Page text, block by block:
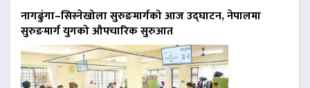
नागढुंगा–सिस्नेखोला सुरुङमार्गको आज उद्घाटन, नेपालमा
सुरुङमार्ग युगको औपचारिक सुरुआत